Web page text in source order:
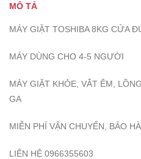
MÔ TẢ
MÁY GIẶT TOSHIBA 8KG CỬA
MÁY DÙNG CHO 4-5 NGƯỜI
MÁY GIẶT KHỎE, VẮT ÊM,
GA
MIỄN PHÍ VẬN CHUYỂN, BẢO
LIÊN HỆ 0966355603